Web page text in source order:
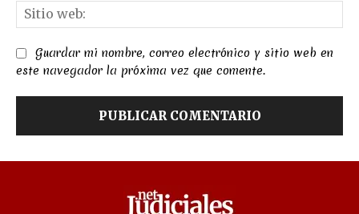
Guardar mi nombre, correo electrónico y sitio web en
este navegador la próxima vez que comente.